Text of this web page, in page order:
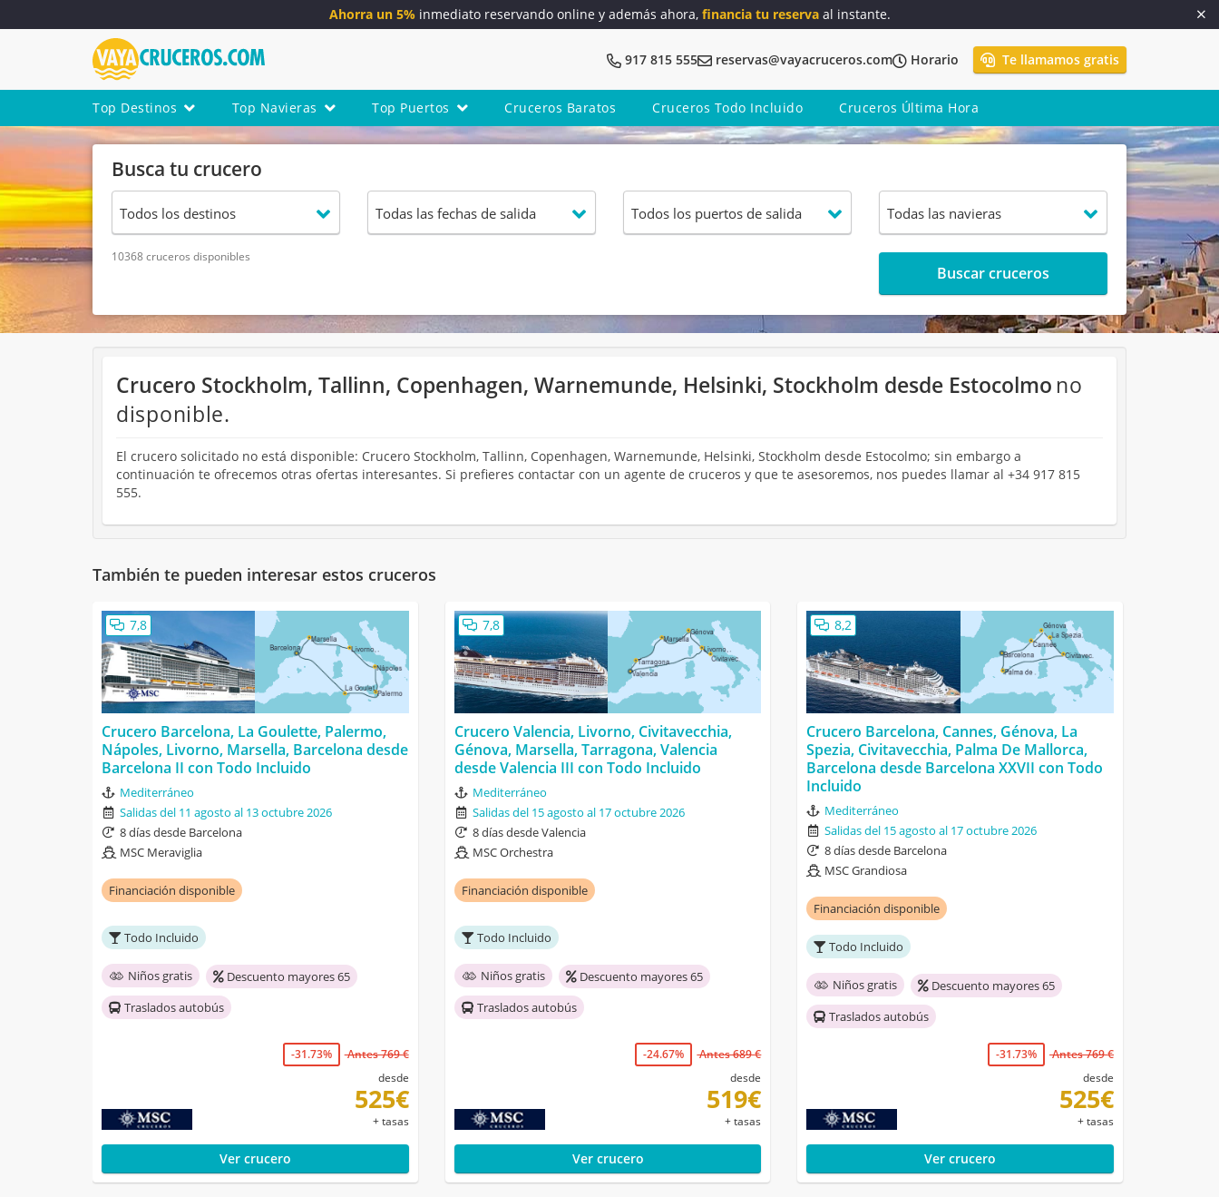
Ahorra un 5% inmediato reservando online y además ahora, financia tu reserva al instante.
917 815 555 reservas@vayacruceros.com Horario Te llamamos gratis
Top Destinos Top Navieras Top Puertos Cruceros Baratos Cruceros Todo Incluido Cruceros Última Hora
Busca tu crucero
10368 cruceros disponibles
Buscar cruceros
Crucero Stockholm, Tallinn, Copenhagen, Warnemunde, Helsinki, Stockholm desde Estocolmo no
disponible.
El crucero solicitado no está disponible: Crucero Stockholm, Tallinn, Copenhagen, Warnemunde, Helsinki, Stockholm desde Estocolmo; sin embargo a
continuación te ofrecemos otras ofertas interesantes. Si prefieres contactar con un agente de cruceros y que te asesoremos, nos puedes llamar al +34 917 815
555.
También te pueden interesar estos cruceros
7,8
Crucero Barcelona, La Goulette, Palermo,
Nápoles, Livorno, Marsella, Barcelona desde
Barcelona II con Todo Incluido
Mediterráneo
Salidas del 11 agosto al 13 octubre 2026
8 días desde Barcelona
MSC Meraviglia
Financiación disponible
Todo Incluido
Niños gratis
Descuento mayores 65
Traslados autobús
-31.73%
Antes 769 €
desde
525€
+ tasas
Ver crucero
7,8
Crucero Valencia, Livorno, Civitavecchia,
Génova, Marsella, Tarragona, Valencia
desde Valencia III con Todo Incluido
Mediterráneo
Salidas del 15 agosto al 17 octubre 2026
8 días desde Valencia
MSC Orchestra
Financiación disponible
Todo Incluido
Niños gratis
Descuento mayores 65
Traslados autobús
-24.67%
Antes 689 €
desde
519€
+ tasas
Ver crucero
8,2
Crucero Barcelona, Cannes, Génova, La
Spezia, Civitavecchia, Palma De Mallorca,
Barcelona desde Barcelona XXVII con Todo
Incluido
Mediterráneo
Salidas del 15 agosto al 17 octubre 2026
8 días desde Barcelona
MSC Grandiosa
Financiación disponible
Todo Incluido
Niños gratis
Descuento mayores 65
Traslados autobús
-31.73%
Antes 769 €
desde
525€
+ tasas
Ver crucero